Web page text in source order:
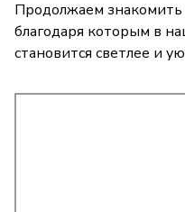
Продолжаем знакомить
благодаря которым в
становится светлее и